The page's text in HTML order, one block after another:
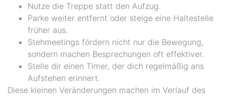
Nutze die Treppe statt den Aufzug.
Parke weiter entfernt oder steige eine Haltestelle
früher aus.
Stehmeetings fördern nicht nur die Bewegung,
sondern machen Besprechungen oft effektiver.
Stelle dir einen Timer, der dich regelmäßig ans
Aufstehen erinnert.
Diese kleinen Veränderungen machen im Verlauf des